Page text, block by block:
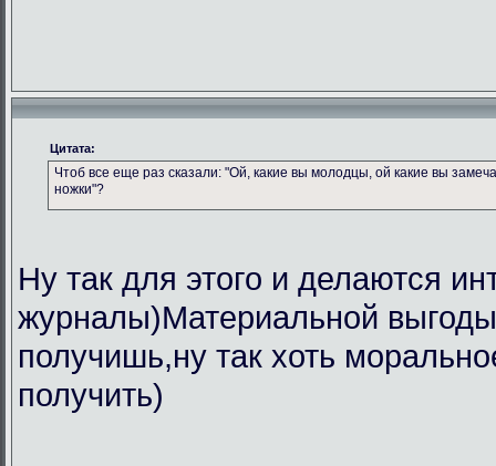
Цитата:
Чтоб все еще раз сказали: "Ой, какие вы молодцы, ой какие вы
ножки"?
Ну так для этого и делаются
журналы)Материальной
получишь,ну так хоть
получить)